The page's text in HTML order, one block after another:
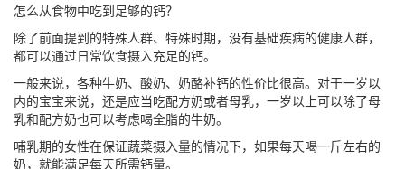
怎么从食物中吃到足够的钙？
除了前面提到的特殊人群、特殊时期，没有基础疾病的健康人群，
都可以通过日常饮食摄入充足的钙。
一般来说，各种牛奶、酸奶、奶酪补钙的性价比很高。对于一岁以
内的宝宝来说，还是应当吃配方奶或者母乳，一岁以上可以除了母
乳和配方奶也可以考虑喝全脂的牛奶。
哺乳期的女性在保证蔬菜摄入量的情况下，如果每天喝一斤左右的
奶，就能满足每天所需钙量。